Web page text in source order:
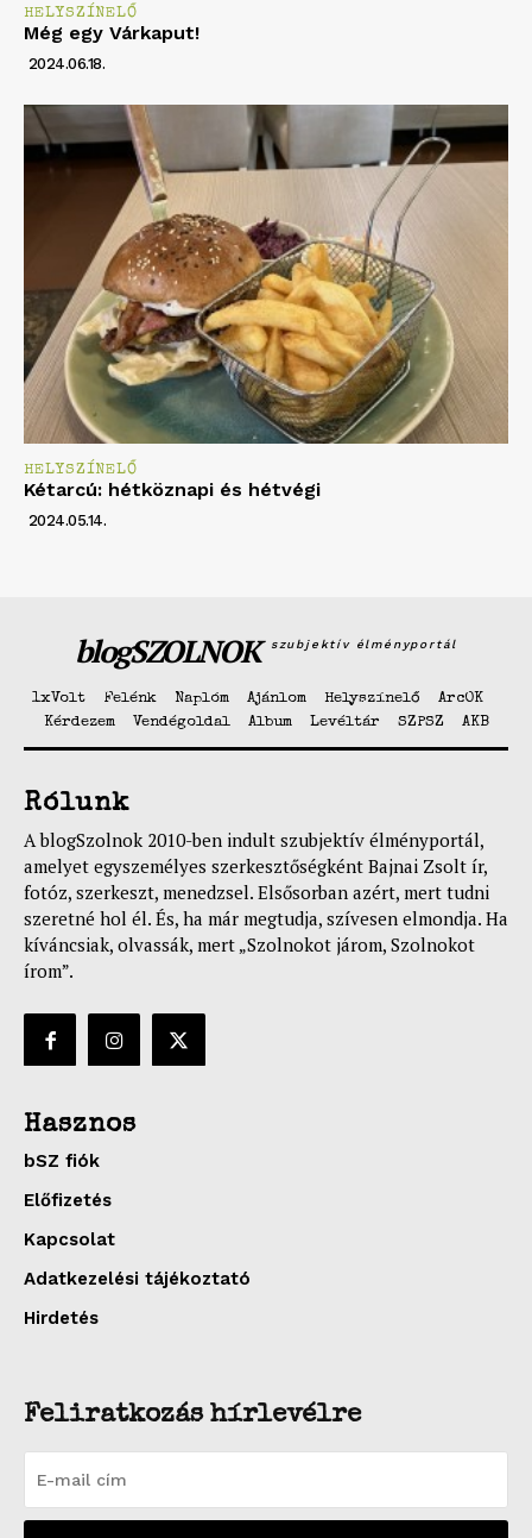
HELYSZÍNELŐ
Még egy Várkaput!
2024.06.18.
HELYSZÍNELŐ
Kétarcú: hétköznapi és hétvégi
2024.05.14.
blogSZOLNOK szubjektív élményportál
1xVolt Felénk Naplóm Ajánlom Helyszínelő
ArcOK
Kérdezem
Vendégoldal Album Levéltár SZPSZ AKB
Rólunk
A blogSzolnok 2010-ben indult szubjektív élményportál,
amelyet egyszemélyes szerkesztőségként Bajnai Zsolt ír,
fotóz, szerkeszt, menedzsel. Elsősorban azért, mert tudni
szeretné hol él. És, ha már megtudja, szívesen elmondja. Ha
kíváncsiak, olvassák, mert „Szolnokot járom, Szolnokot
írom”.
Hasznos
bSZ fiók
Előfizetés
Kapcsolat
Adatkezelési tájékoztató
Hirdetés
Feliratkozás hírlevélre